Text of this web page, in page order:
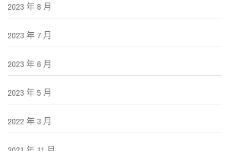
2023 年 8 月
2023 年 7 月
2023 年 6 月
2023 年 5 月
2022 年 3 月